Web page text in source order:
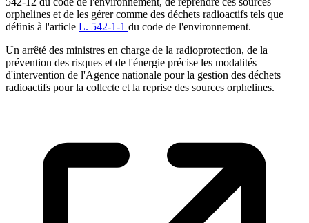
orphelines et de les gérer comme des déchets radioactifs tels que
définis à l'article L. 542-1-1 du code de l'environnement.
Un arrêté des ministres en charge de la radioprotection, de la
prévention des risques et de l'énergie précise les modalités
d'intervention de l'Agence nationale pour la gestion des déchets
radioactifs pour la collecte et la reprise des sources orphelines.